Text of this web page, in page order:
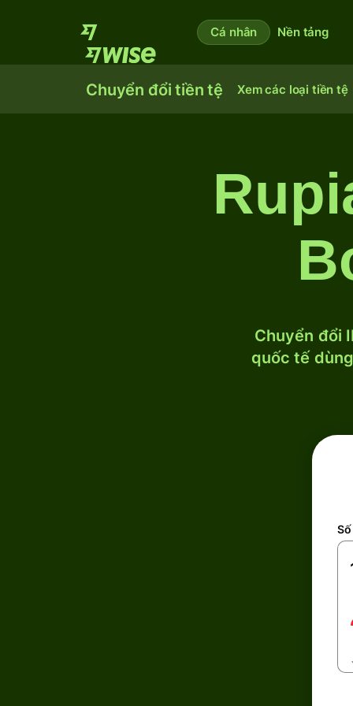
Cá nhân Nền tảng
Chuyển đổi tiền tệ Xem các loại tiền tệ
Chuyển đổi
quốc tế